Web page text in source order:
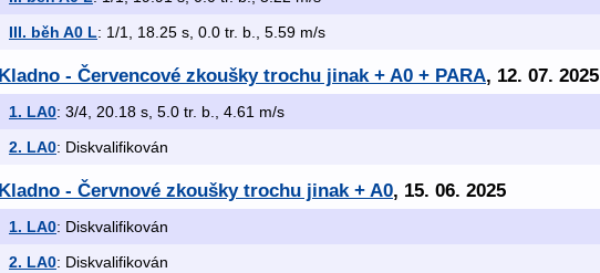
III. běh A0 L: 1/1, 18.25 s, 0.0 tr. b., 5.59 m/s
Kladno - Červencové zkoušky trochu jinak + A0 + PARA, 12. 07. 2025
1. LA0: 3/4, 20.18 s, 5.0 tr. b., 4.61 m/s
2. LA0: Diskvalifikován
Kladno - Červnové zkoušky trochu jinak + A0, 15. 06. 2025
1. LA0: Diskvalifikován
2. LA0: Diskvalifikován